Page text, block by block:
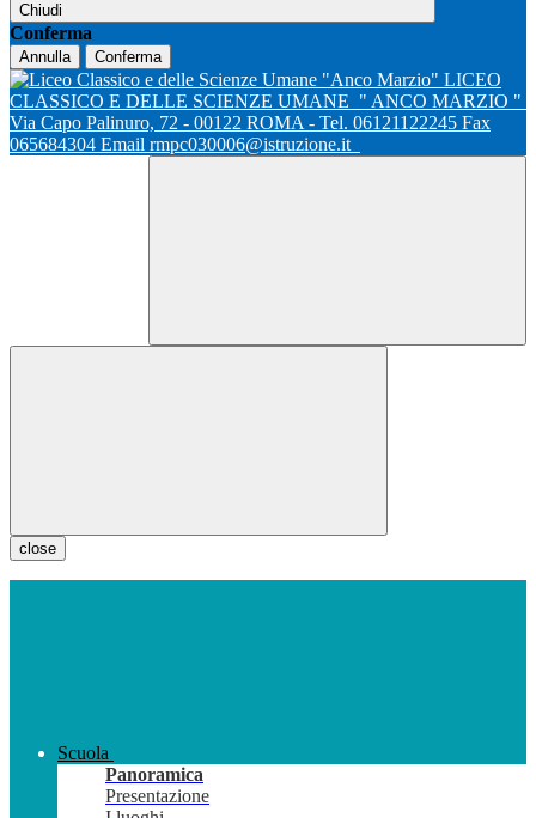
Chiudi
Conferma
Annulla Conferma
LICEO
CLASSICO E DELLE SCIENZE UMANE " ANCO MARZIO "
Via Capo Palinuro, 72 - 00122 ROMA - Tel. 06121122245 Fax
065684304 Email rmpc030006@istruzione.it
close
Scuola
Panoramica
Presentazione